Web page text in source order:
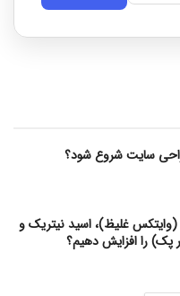
سایت شروع شود؟
غلیظ)، اسید نیتریک و
پک) را افزایش دهیم؟